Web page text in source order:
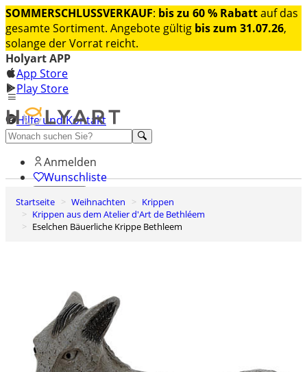
SOMMERSCHLUSSVERKAUF: bis zu 60 % Rabattauf das
gesamte Sortiment. Angebote gültig bis zum 31.07.26,
solange der Vorrat reicht.
Holyart APP
App Store
Play Store
Hilfe und Kontakt
Entdecken Sie Premium
Anmelden
Wunschliste
0
Warenkorb
Startseite Weihnachten
Krippen
Krippen aus dem Atelier d'Art de Bethléem
Eselchen Bäuerliche Krippe Bethleem